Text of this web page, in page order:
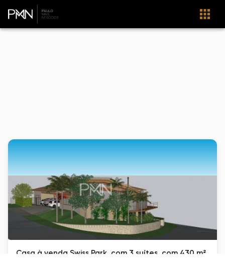
Casa à venda Swiss Park, com 3 suítes, com 430 m²